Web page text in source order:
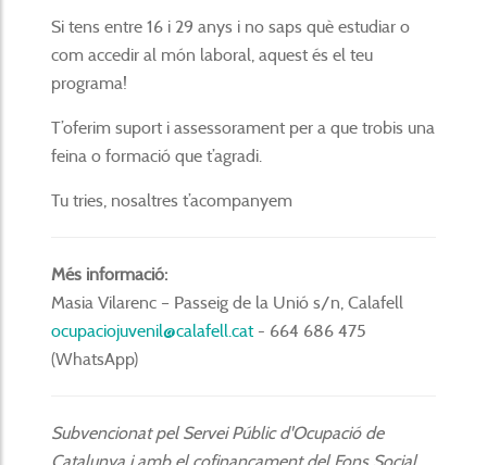
Si tens entre 16 i 29 anys i no saps què estudiar o
com accedir al món laboral, aquest és el teu
programa!
T’oferim suport i assessorament per a que trobis una
feina o formació que t’agradi.
Tu tries, nosaltres t’acompanyem
Més informació:
Masia Vilarenc – Passeig de la Unió s/n, Calafell
ocupaciojuvenil@calafell.cat- 664 686 475
(WhatsApp)
Subvencionat pel Servei Públic d'Ocupació de
Catalunya i amb el cofinançament del Fons Social